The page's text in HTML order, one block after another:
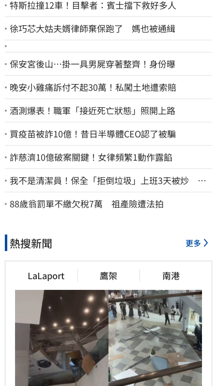
特斯拉撞12車！目擊者：賓士擋下救好多人
徐巧芯大姑夫婿律師棄保跑了 媽也被通緝
保安宮後山…掛一具男屍穿著整齊！身份曝
晚安小雞痛訴付不起30萬！私闖土地遭索賠
酒測爆表！職軍「接近死亡狀態」照開上路
買疫苗被詐10億！昔日半導體CEO認了被騙
詐慈濟10億破案關鍵！女律頻繁1動作露餡
我不是清潔員！保全「拒倒垃圾」上班3天被炒 找
法院討公道結果出爐
88歲翁罰單不繳欠稅7萬 祖產險遭法拍
熱搜新聞 更多
LaLaport 鷹架 南港